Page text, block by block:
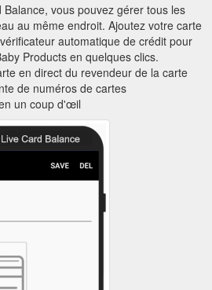
vous pouvez gérer tous les
au même endroit. Ajoutez votre carte
automatique de crédit pour
Products en quelques clics.
en direct du revendeur de la carte
de numéros de cartes
un coup d'œil